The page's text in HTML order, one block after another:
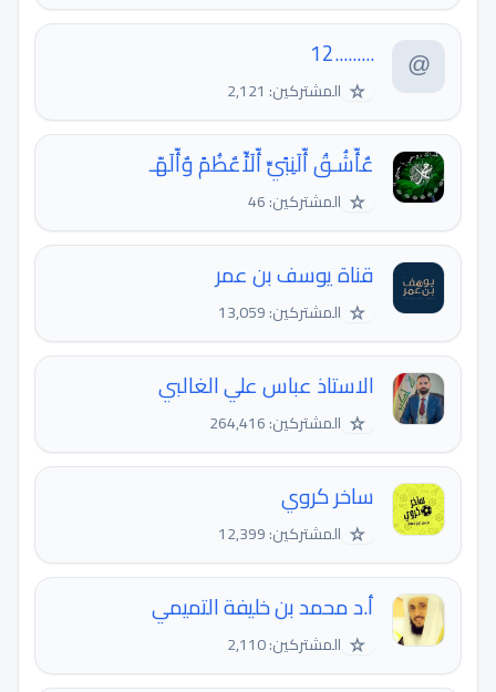
.........12
☆ المشتركين: 2,121
عٌأّشُـقُ أّلَنِبًيِّ أّلَأّعٌظُمً وٌأّلَهّـ
☆ المشتركين: 46
قناة يوسف بن عمر
☆ المشتركين: 13,059
الاستاذ عباس علي الغالبي
☆ المشتركين: 264,416
ساخر كروي
☆ المشتركين: 12,399
أ.د محمد بن خليفة التميمي
☆ المشتركين: 2,110